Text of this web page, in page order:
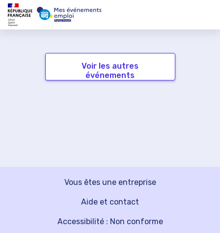
Voir les autres
événements
Vous êtes une entreprise
Aide et contact
Accessibilité : Non conforme